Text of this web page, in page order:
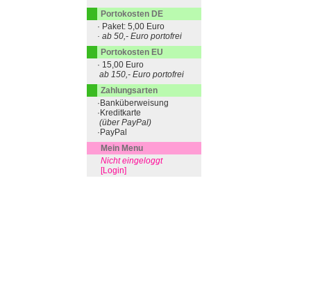
Portokosten DE
· Paket: 5,00 Euro
· ab 50,- Euro portofrei
Portokosten EU
· 15,00 Euro
ab 150,- Euro portofrei
Zahlungsarten
·Banküberweisung
·Kreditkarte
(über PayPal)
·PayPal
Mein Menu
Nicht eingeloggt
[Login]